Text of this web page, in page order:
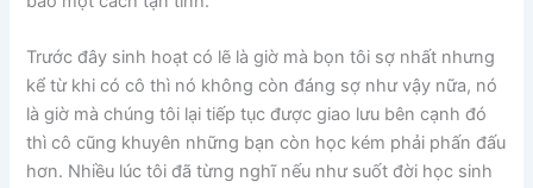
Trước đây sinh hoạt có lẽ là giờ mà bọn tôi sợ nhất nhưng
kể từ khi có cô thì nó không còn đáng sợ như vậy nữa, nó
là giờ mà chúng tôi lại tiếp tục được giao lưu bên cạnh đó
thì cô cũng khuyên những bạn còn học kém phải phấn đấu
hơn. Nhiều lúc tôi đã từng nghĩ nếu như suốt đời học sinh